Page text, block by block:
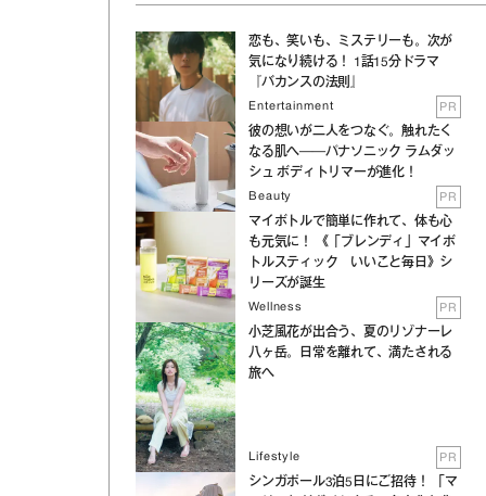
恋も、笑いも、ミステリーも。次が
気になり続ける！ 1話15分ドラマ
『バカンスの法則』
Entertainment PR
彼の想いが二人をつなぐ。触れたく
なる肌へ──パナソニック ラムダッ
シュ ボディトリマーが進化！
Beauty PR
マイボトルで簡単に作れて、体も心
も元気に！ 《「ブレンディ」マイボ
トルスティック いいこと毎日》シ
リーズが誕生
Wellness PR
小芝風花が出合う、夏のリゾナーレ
八ヶ岳。日常を離れて、満たされる
旅へ
Lifestyle PR
シンガポール3泊5日にご招待！ 「マ